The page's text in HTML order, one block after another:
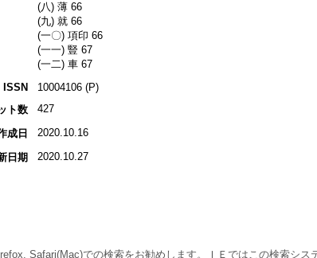
(八) 薄 66
(九) 就 66
(一〇) 項印 66
(一一) 豎 67
(一二) 車 67
ISSN
10004106 (P)
ト数
427
成日 2020.10.16
日期 2020.10.27
Safari(Mac)での検索をお勧めします。ＩＥではこの検索シス